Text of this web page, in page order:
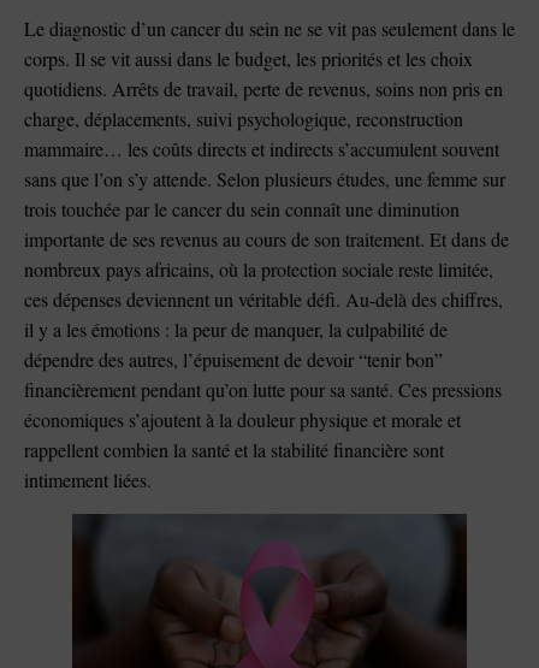
Le diagnostic d’un cancer du sein ne se vit pas seulement dans le
corps. Il se vit aussi dans le budget, les priorités et les choix
quotidiens. Arrêts de travail, perte de revenus, soins non pris en
charge, déplacements, suivi psychologique, reconstruction
mammaire… les coûts directs et indirects s’accumulent souvent
sans que l’on s’y attende. Selon plusieurs études, une femme sur
trois touchée par le cancer du sein connaît une diminution
importante de ses revenus au cours de son traitement. Et dans de
nombreux pays africains, où la protection sociale reste limitée,
ces dépenses deviennent un véritable défi. Au-delà des chiffres,
il y a les émotions : la peur de manquer, la culpabilité de
dépendre des autres, l’épuisement de devoir “tenir bon”
financièrement pendant qu’on lutte pour sa santé. Ces pressions
économiques s’ajoutent à la douleur physique et morale et
rappellent combien la santé et la stabilité financière sont
intimement liées.